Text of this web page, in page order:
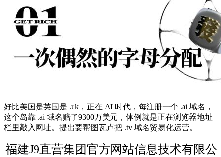
好比美国是英国是 .uk，正在 AI 时代，每注册一个 .ai 域名，
这个岛靠 .ai 域名赔了9300万美元，体例就是正在浏览器地址
栏里敲入网址。提出要帮图瓦卢把 .tv 域名贸易化运营。
福建J9直营集团官方网站信息技术有限公